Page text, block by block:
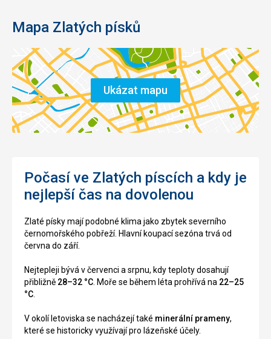
Mapa Zlatých písků
Ukázat mapu
Počasí ve Zlatých píscích a kdy je
nejlepší čas na dovolenou
Zlaté písky mají podobné klima jako zbytek severního
černomořského pobřeží. Hlavní koupací sezóna trvá od
června do září.
Nejtepleji bývá v červenci a srpnu, kdy teploty dosahují
přibližně 28–32 °C . Moře se během léta prohřívá na 22–25
°C
V okolí letoviska se nacházejí také minerální prameny,
které se historicky využívají pro lázeňské účely.